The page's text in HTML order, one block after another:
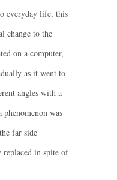
everyday life, this
change to the
on a computer,
as it went to
angles with a
was
far side
replaced in spite of